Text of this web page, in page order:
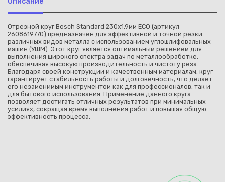
Отрезной круг Bosch Standard 230х1,9мм ECO (артикул
2608619770) предназначен для эффективной и точной резки
различных видов металла с использованием углошлифовальных
машин (УШМ). Этот круг является оптимальным решением для
выполнения широкого спектра задач по металлообработке,
обеспечивая высокую производительность и чистоту реза.
Благодаря своей конструкции и качественным материалам, круг
гарантирует стабильность работы и долговечность, что делает
его незаменимым инструментом как для профессионалов, так и
для бытового использования. Применение данного круга
позволяет достигать отличных результатов при минимальных
усилиях, сокращая время выполнения работ и повышая общую
эффективность процесса.